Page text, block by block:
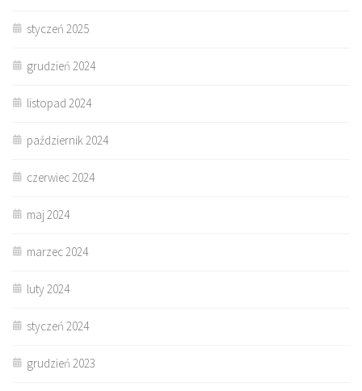
styczeń 2025
grudzień 2024
listopad 2024
październik 2024
czerwiec 2024
maj 2024
marzec 2024
luty 2024
styczeń 2024
grudzień 2023